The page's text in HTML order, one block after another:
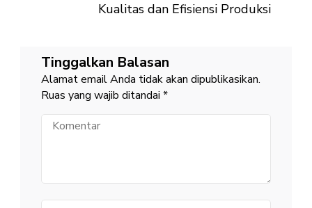
Kualitas dan Efisiensi Produksi
Tinggalkan Balasan
Alamat email Anda tidak akan dipublikasikan.
Ruas yang wajib ditandai *
Komentar